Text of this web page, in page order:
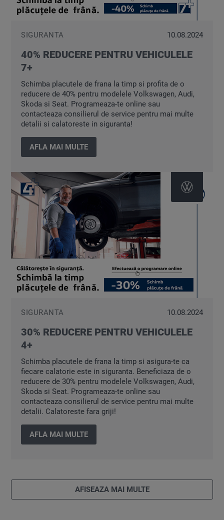
SIGURANTA 10.08.2024
40% REDUCERE PENTRU VEHICULELE
7+
Schimba placutele de frana la timp si profita de o
reducere de 40% pentru modelele Volkswagen, Audi,
Skoda si Seat. Programeaza-te online sau
contacteaza consilierul de service pentru mai multe
detalii si calatoreste in siguranta!
AFLA MAI MULTE
SIGURANTA 10.08.2024
30% REDUCERE PENTRU VEHICULELE
4+
Schimba placutele de frana la timp si asigura-te ca
fiecare calatorie este in siguranta. Beneficiaza de o
reducere de 30% pentru modelele Volkswagen, Audi,
Skoda si Seat. Programeaza-te online sau
contacteaza consilierul de service pentru mai multe
detalii. Calatoreste fara griji!
AFLA MAI MULTE
AFISEAZA MAI MULTE